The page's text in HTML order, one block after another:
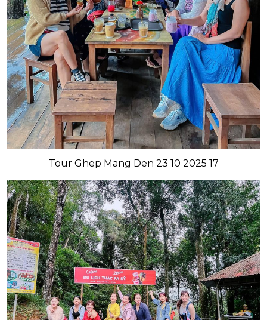
Tour Ghep Mang Den 23 10 2025 17